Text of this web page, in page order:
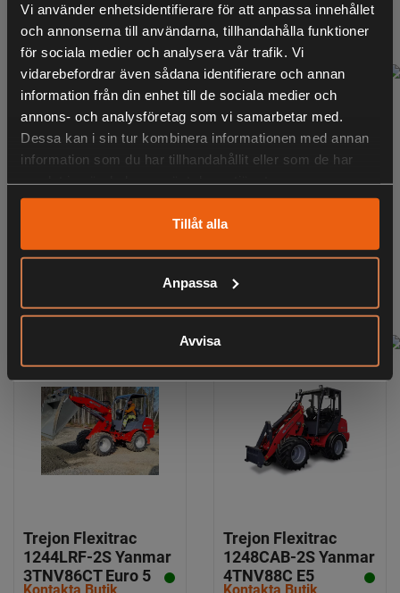
Vi använder enhetsidentifierare för att anpassa innehållet
och annonserna till användarna, tillhandahålla funktioner
för sociala medier och analysera vår trafik. Vi
vidarebefordrar även sådana identifierare och annan
information från din enhet till de sociala medier och
annons- och analysföretag som vi samarbetar med.
Dessa kan i sin tur kombinera informationen med annan
information som du har tillhandahållit eller som de har
Tillåt alla
Anpassa
Avvisa
350Ah Hytt med
värme
Kontakta Butik
KUBOTA V1505 Euro
5
Kontakta Butik
1226LRF-2S Kubota
V1505 Euro 5
Kontakta Butik
1244CAB-2S Yanmar
3TNV86CT Euro 5
Kontakta Butik
Trejon Flexitrac
1244LRF-2S Yanmar
3TNV86CT Euro 5
Kontakta Butik
Trejon Flexitrac
1248CAB-2S Yanmar
4TNV88C E5
Kontakta Butik